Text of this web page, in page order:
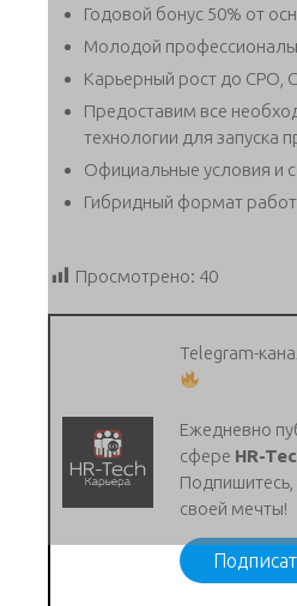
Годовой бонус 50% от
Молодой
Карьерный рост до CPO,
Предоставим все
технологии для запуска
Официальные условия и
Гибридный формат
Просмотрено: 40
Telegram-
Ежедневно
сфере HR-
своей мечты!